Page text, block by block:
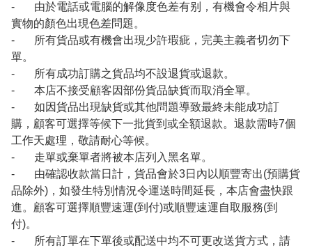
- 由於電話或電腦的解像度色差有别，有機會令相片與
實物的顏色出現色差問題。
- 所有貨品或有機會出現少許瑕疵，完美主義者切勿下
單。
- 所有成功訂購之貨品均不設退貨或退款。
- 本店不接受顧客因部份貨品缺貨而取消全單。
- 如因貨品出現缺貨或其他問題導致最終未能成功訂
購，顧客可選擇等候下一批貨到或全額退款。退款需時7個
工作天處理，敬請耐心等候。
- 走單或棄單者將被本店列入黑名單。
- 由確認收款當日計，貨品會於3日內以順豐寄出(預購貨
品除外)，如發生特別情況令運送時間延長，本店會盡快跟
進。顧客可選擇順豐速運(到付)或順豐速運自取服務(到
付)。
- 所有訂單在下單後或配送中均不可更改送貨方式，請